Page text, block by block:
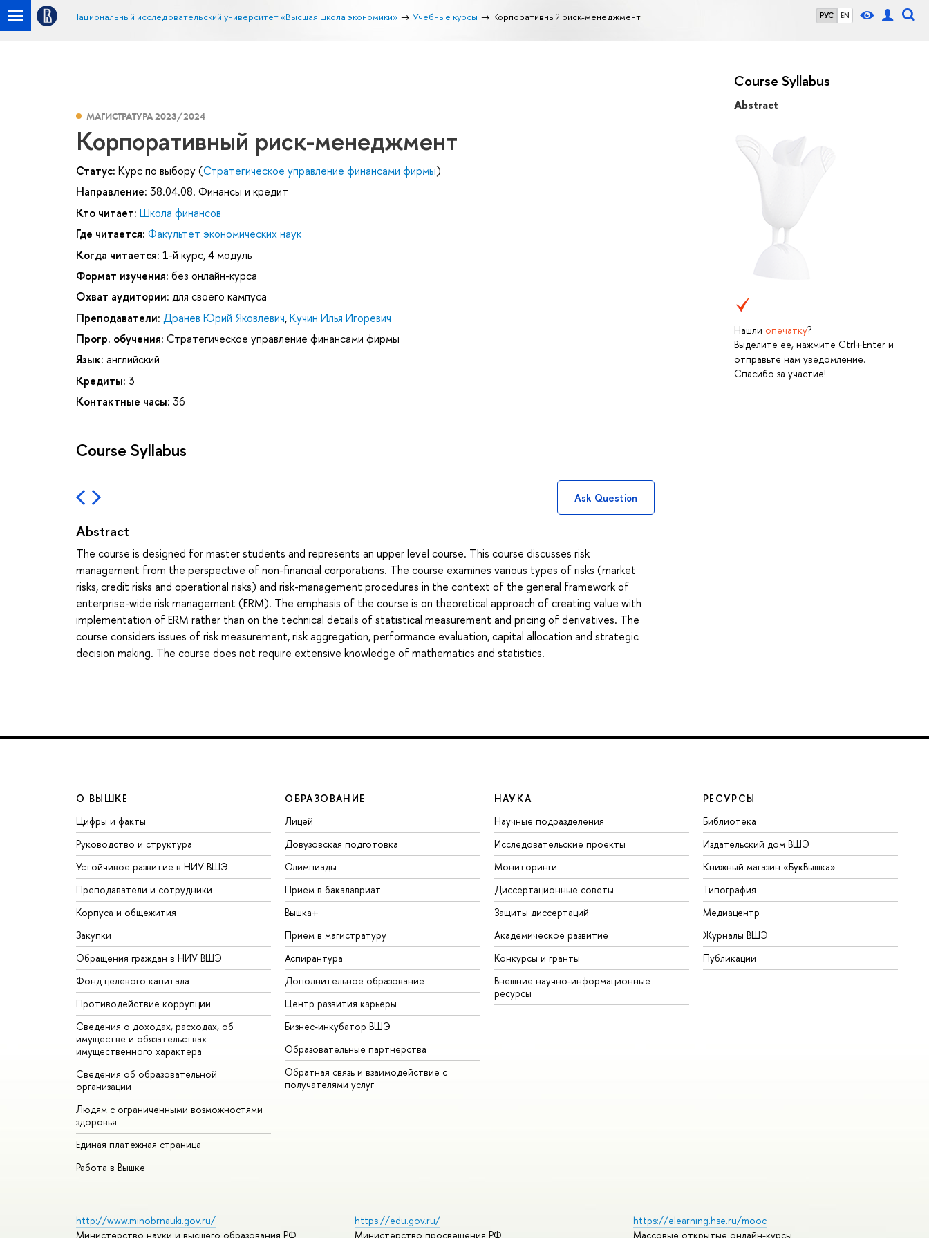
РУС EN
Национальный исследовательский университет «Высшая школа экономики» Учебные курсы Корпоративный риск-менеджмент
Course Syllabus
Abstract
Нашли опечатку?
Выделите её, нажмите Ctrl+Enter и
отправьте нам уведомление.
Спасибо за участие!
МАГИСТРАТУРА 2023/2024
Корпоративный риск-менеджмент
Статус: Курс по выбору (Стратегическое управление финансами фирмы)
Направление: 38.04.08. Финансы и кредит
Кто читает: Школа финансов
Где читается: Факультет экономических наук
Когда читается: 1-й курс, 4 модуль
Формат изучения: без онлайн-курса
Охват аудитории: для своего кампуса
Преподаватели: Дранев Юрий Яковлевич,Кучин Илья Игоревич
Прогр. обучения: Стратегическое управление финансами фирмы
Язык: английский
Кредиты: 3
Контактные часы: 36
Course Syllabus
Ask Question
Abstract
The course is designed for master students and represents an upper level course. This course discusses risk
management from the perspective of non-financial corporations. The course examines various types of risks (market
risks, credit risks and operational risks) and risk-management procedures in the context of the general framework of
enterprise-wide risk management (ERM). The emphasis of the course is on theoretical approach of creating value with
implementation of ERM rather than on the technical details of statistical measurement and pricing of derivatives. The
course considers issues of risk measurement, risk aggregation, performance evaluation, capital allocation and strategic
decision making. The course does not require extensive knowledge of mathematics and statistics.
О ВЫШКЕ
Цифры и факты
Руководство и структура
Устойчивое развитие в НИУ ВШЭ
Преподаватели и сотрудники
Корпуса и общежития
Закупки
Обращения граждан в НИУ ВШЭ
Фонд целевого капитала
Противодействие коррупции
Сведения о доходах, расходах, об
имуществе и обязательствах
имущественного характера
Сведения об образовательной
организации
Людям с ограниченными возможностями
здоровья
Единая платежная страница
Работа в Вышке
ОБРАЗОВАНИЕ
Лицей
Довузовская подготовка
Олимпиады
Прием в бакалавриат
Вышка+
Прием в магистратуру
Аспирантура
Дополнительное образование
Центр развития карьеры
Бизнес-инкубатор ВШЭ
Образовательные партнерства
Обратная связь и взаимодействие с
получателями услуг
НАУКА
Научные подразделения
Исследовательские проекты
Мониторинги
Диссертационные советы
Защиты диссертаций
Академическое развитие
Конкурсы и гранты
Внешние научно-информационные
ресурсы
РЕСУРСЫ
Библиотека
Издательский дом ВШЭ
Книжный магазин «БукВышка»
Типография
Медиацентр
Журналы ВШЭ
Публикации
http://www.minobrnauki.gov.ru/
Министерство науки и высшего образования РФ
https://edu.gov.ru/
Министерство просвещения РФ
https://elearning.hse.ru/mooc
Массовые открытые онлайн-курсы